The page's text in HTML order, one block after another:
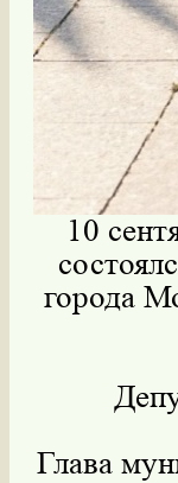
10
города
Глава